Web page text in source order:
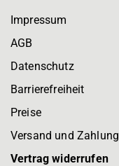
Impressum
AGB
Datenschutz
Barrierefreiheit
Preise
Versand und Zahlung
Vertrag widerrufen